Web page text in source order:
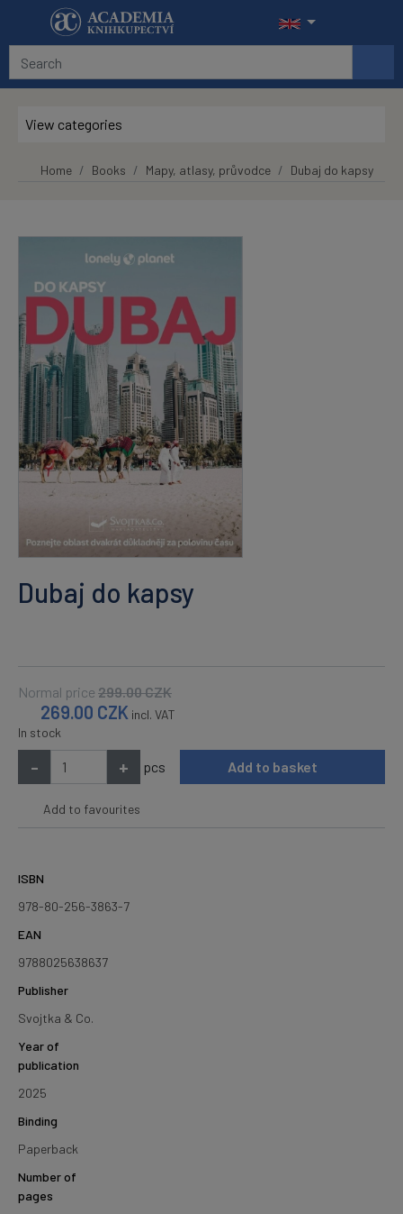
Skip to main content
View categories
Home Books Mapy, atlasy, průvodce Dubaj do kapsy
Dubaj do kapsy
Normal price 299.00CZK
269.00 CZK incl. VAT
In stock
- + pcs Add to basket
Add to favourites
ISBN
978-80-256-3863-7
EAN
9788025638637
Publisher
Svojtka & Co.
Year of
publication
2025
Binding
Paperback
Number of
pages